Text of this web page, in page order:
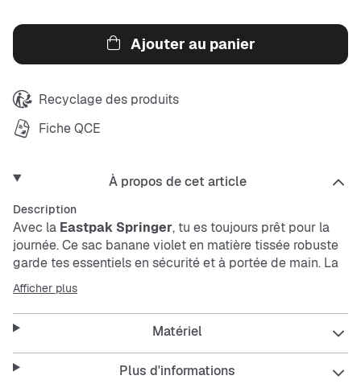
Ajouter au panier
Recyclage des produits
Fiche QCE
À propos de cet article
Description
Avec la Eastpak Springer, tu es toujours prêt pour la
journée. Ce sac banane violet en matière tissée robuste
garde tes essentiels en sécurité et à portée de main. La
sangle réglable assure un ajustement parfait, que tu le
portes à la taille ou en bandoulière.
Afficher plus
Matériel
Plus d'informations